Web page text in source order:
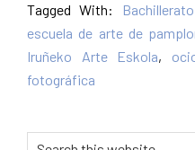
Tagged With:
escuela de arte de
Iruñeko Arte Eskola,
fotográfica